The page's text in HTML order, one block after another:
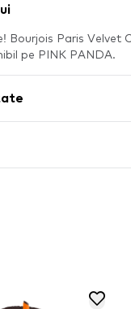
Bourjois Paris Velvet
pe PINK PANDA.